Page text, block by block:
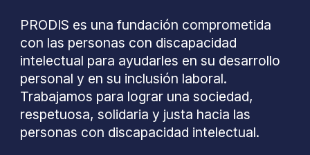
PRODIS es una fundación comprometida
con las personas con discapacidad
intelectual para ayudarles en su desarrollo
personal y en su inclusión laboral.
Trabajamos para lograr una sociedad,
respetuosa, solidaria y justa hacia las
personas con discapacidad intelectual.